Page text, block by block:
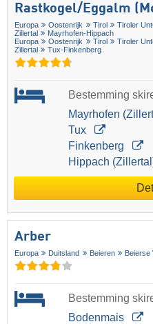
Rastkogel/​Eggalm
Europa Oostenrijk Tirol Tiroler
Zillertal
Mayrhofen-Hippach
Europa
Oostenrijk Tirol Tiroler
Zillertal
Tux-Finkenberg
Bestemming
Mayrhofen
Tux
Finkenberg
Hippach
Arber
Europa Duitsland Beieren Beierse
Bestemming
Bodenmais